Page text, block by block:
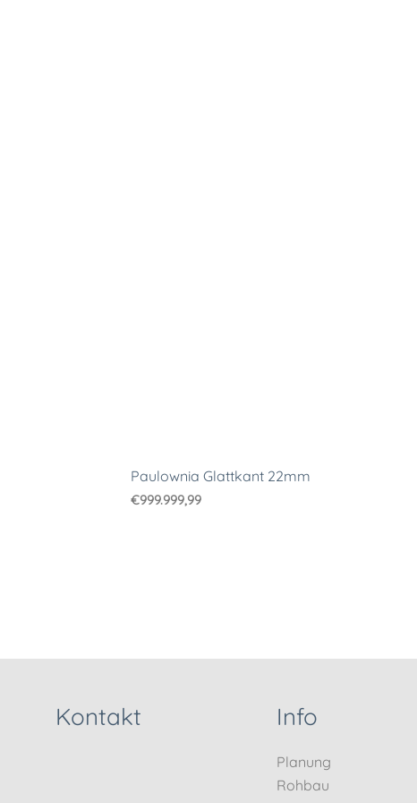
Paulownia Glattkant 22mm
€999.999,99
Kontakt Info
Planung
Rohbau